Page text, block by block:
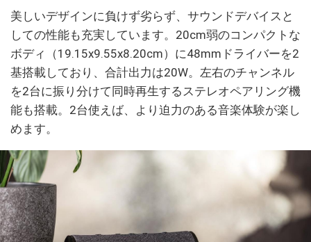
美しいデザインに負けず劣らず、サウンドデバイスと
しての性能も充実しています。20cm弱のコンパクトな
ボディ（19.15x9.55x8.20cm）に48mmドライバーを2
基搭載しており、合計出力は20W。左右のチャンネル
を2台に振り分けて同時再生するステレオペアリング機
能も搭載。2台使えば、より迫力のある音楽体験が楽し
めます。